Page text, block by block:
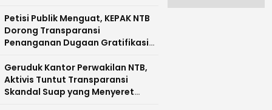
Petisi Publik Menguat, KEPAK NTB
Dorong Transparansi
Penanganan Dugaan Gratifikasi
Geruduk Kantor Perwakilan NTB,
Aktivis Tuntut Transparansi
Skandal Suap yang Menyeret